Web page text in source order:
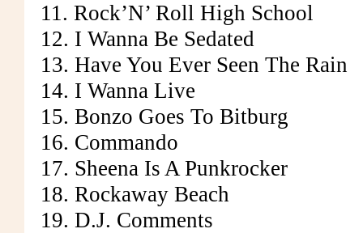
11. Rock’N’ Roll High School
12. I Wanna Be Sedated
13. Have You Ever Seen The Rain
14. I Wanna Live
15. Bonzo Goes To Bitburg
16. Commando
17. Sheena Is A Punkrocker
18. Rockaway Beach
19. D.J. Comments